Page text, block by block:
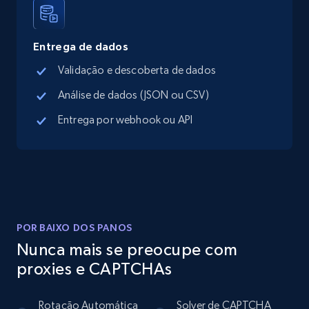
Instagram - Posts
URL, User posted, Description, Hashtags, Num
comments, Date posted, Likes, Photos, and
13.2K+ 1.6K+ Comece grátis
more.
13.2K+ 1.6K+
Entrega de dados
Validação e descoberta de dados
Análise de dados (JSON ou CSV)
Entrega por webhook ou API
POR BAIXO DOS PANOS
Nunca mais se preocupe com
proxies e CAPTCHAs
Rotação Automática
Solver de CAPTCHA